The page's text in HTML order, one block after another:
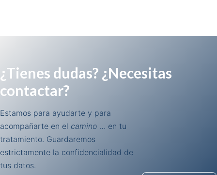
¿Tienes dudas? ¿Necesitas
contactar?
Estamos para ayudarte y para
acompañarte en el camino … en tu
tratamiento. Guardaremos
estrictamente la confidencialidad de
tus datos.